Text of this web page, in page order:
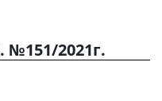
2021г.